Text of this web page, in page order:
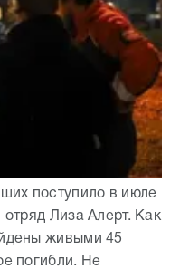
поступило в июле
отряд Лиза Алерт. Как
живыми 45
погибли. Не